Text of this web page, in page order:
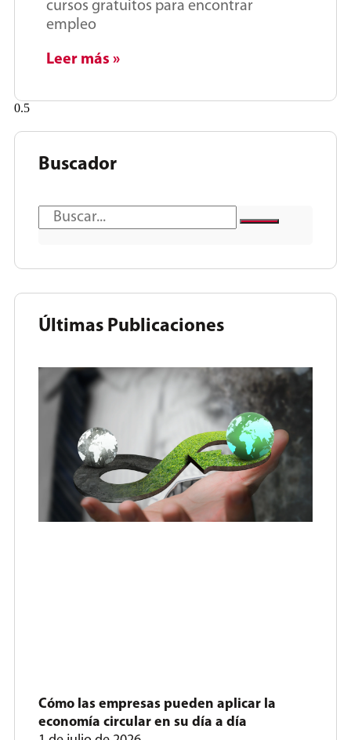
cursos gratuitos para encontrar
empleo
Leer más »
Buscador
Últimas Publicaciones
Cómo las empresas pueden aplicar la
economía circular en su día a día